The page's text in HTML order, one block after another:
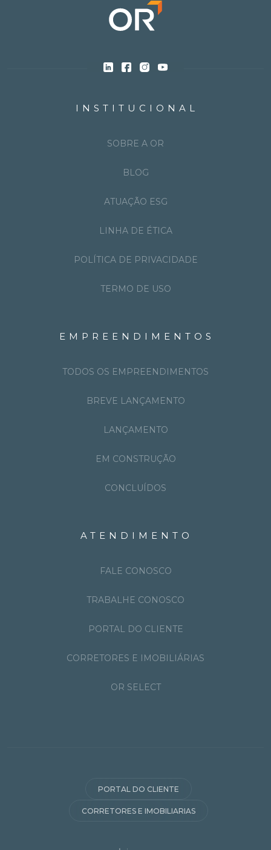
INSTITUCIONAL
SOBRE A OR
BLOG
ATUAÇÃO ESG
LINHA DE ÉTICA
POLÍTICA DE PRIVACIDADE
TERMO DE USO
EMPREENDIMENTOS
TODOS OS EMPREENDIMENTOS
BREVE LANÇAMENTO
LANÇAMENTO
EM CONSTRUÇÃO
CONCLUÍDOS
ATENDIMENTO
FALE CONOSCO
TRABALHE CONOSCO
PORTAL DO CLIENTE
CORRETORES E IMOBILIÁRIAS
OR SELECT
PORTAL DO CLIENTE
CORRETORES E IMOBILIARIAS